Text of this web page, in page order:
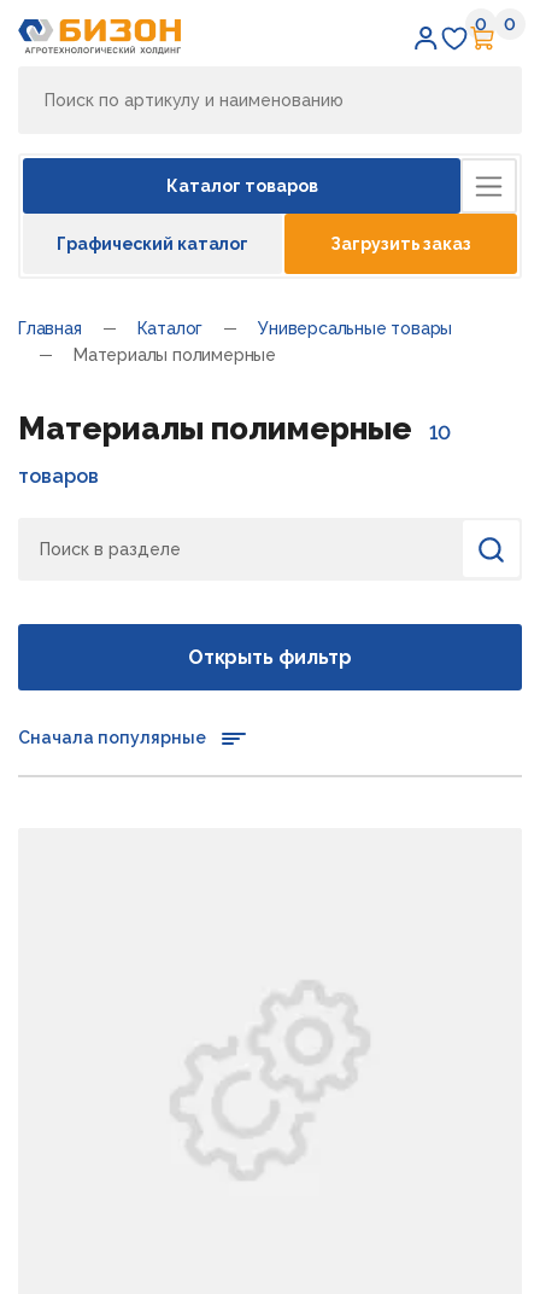
0 0
Каталог товаров
Графический каталог Загрузить заказ
Главная Каталог
Универсальные товары
Материалы полимерные
Материалы полимерные
10
товаров
Найти
Открыть фильтр
Сначала популярные